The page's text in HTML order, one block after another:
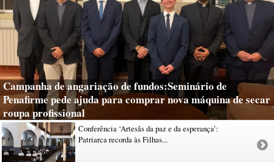
Campanha de angariação de fundos:Seminário de
Penafirme pede ajuda para comprar nova máquina de secar
roupa profissional
Conferência ‘Artesãs da paz e da esperança’:
Patriarca recorda às Filhas...